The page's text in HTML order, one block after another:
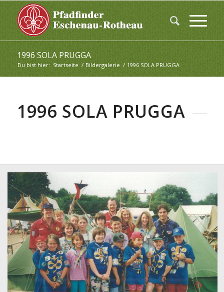
1996 SOLA PRUGGA
Du bist hier: Startseite / Bildergalerie / 1996 SOLA PRUGGA
1996 SOLA PRUGGA